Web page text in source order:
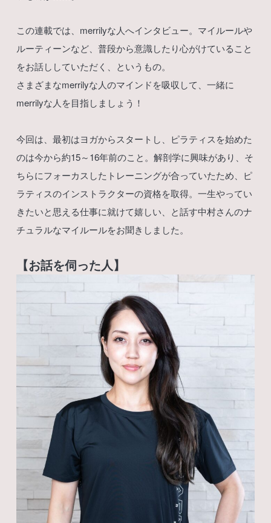
この連載では、merrilyな人へインタビュー。マイルールや
ルーティーンなど、普段から意識したり心がけていること
をお話ししていただく、というもの。
さまざまなmerrilyな人のマインドを吸収して、一緒に
merrilyな人を目指しましょう！
今回は、最初はヨガからスタートし、ピラティスを始めた
のは今から約15～16年前のこと。解剖学に興味があり、そ
ちらにフォーカスしたトレーニングが合っていたため、ピ
ラティスのインストラクターの資格を取得。一生やってい
きたいと思える仕事に就けて嬉しい、と話す中村さんのナ
チュラルなマイルールをお聞きしました。
【お話を伺った人】